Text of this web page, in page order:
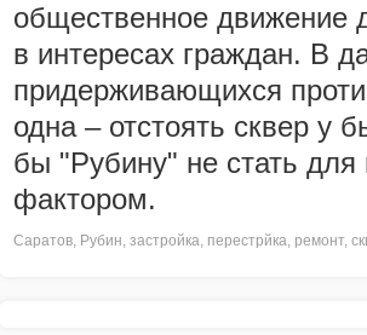
общественное движение
в интересах граждан. В
придерживающихся
одна – отстоять сквер у
бы "Рубину" не стать
фактором.
Саратов, Рубин, застройка, перестрйка, ремонт,